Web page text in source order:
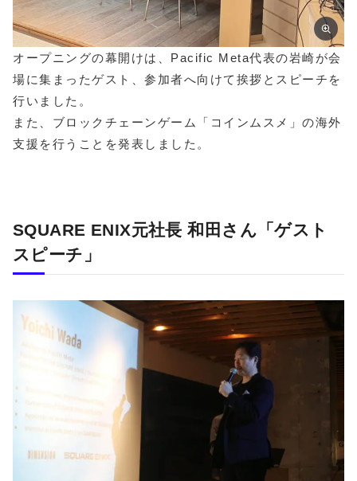
オープニングの幕開けは、Pacific Meta代表の岩崎が会
場に集まったゲスト、参加者へ向けて挨拶とスピーチを
行いました。
また、ブロックチェーンゲーム「コインムスメ」の海外
支援を行うことを発表しました。
SQUARE ENIX元社長 和田さん「ゲスト
スピーチ」